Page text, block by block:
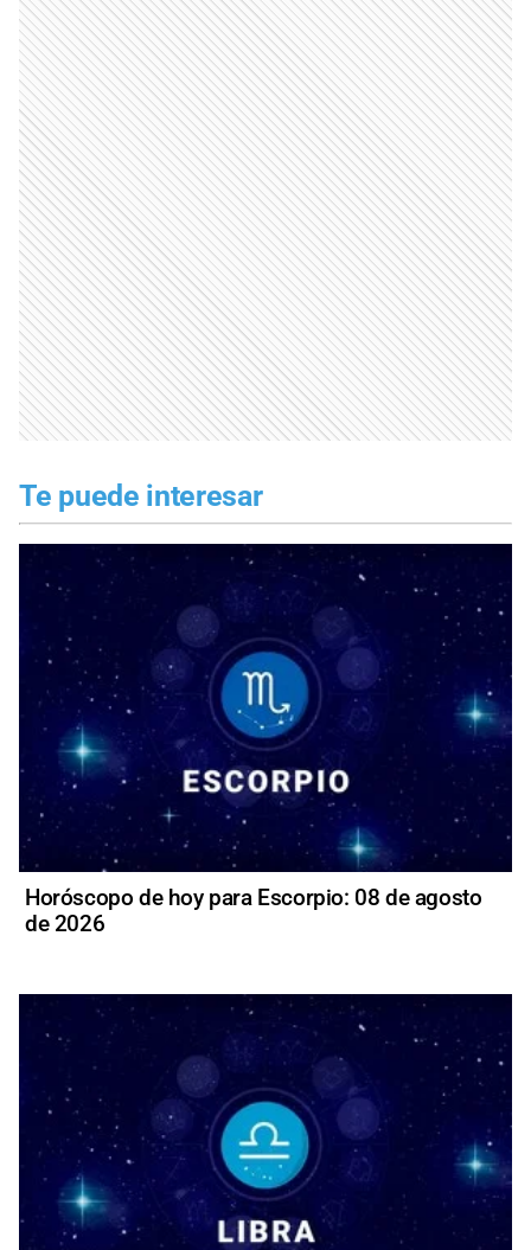
Te puede interesar
Horóscopo de hoy para Escorpio: 08 de agosto
de 2026